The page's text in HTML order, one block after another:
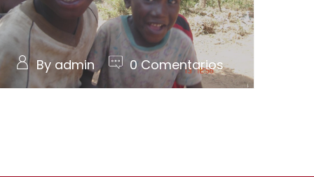
By admin 0 Comentarios